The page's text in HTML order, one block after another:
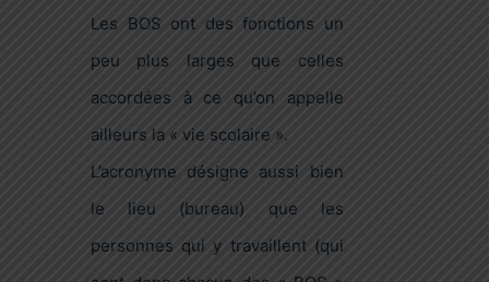
Les BOS ont des fonctions un
peu plus larges que celles
accordées à ce qu’on appelle
ailleurs la « vie scolaire ».
L’acronyme désigne aussi bien
le lieu (bureau) que les
personnes qui y travaillent (qui